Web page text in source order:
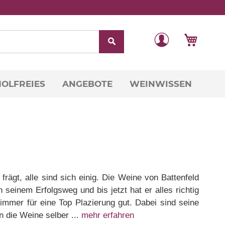
Direkt
zum
Veränderung
ANGEBOTE WEINWISSEN
alle sind sich einig. Die Weine von Battenfeld
seinem Erfolgsweg und bis jetzt hat er alles richtig
für eine Top Plazierung gut. Dabei sind seine
die Weine selber ... mehr erfahren